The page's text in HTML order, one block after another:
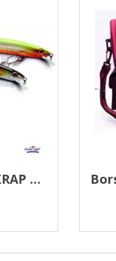
NEW RAPALA MAXRAP 13cm 15gr SUSPENDING